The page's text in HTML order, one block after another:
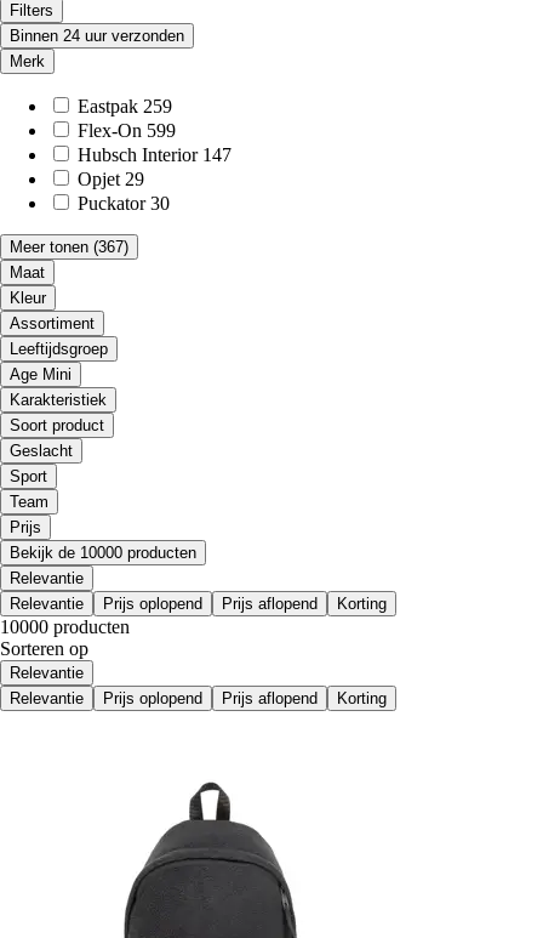
Filters
Binnen 24 uur verzonden
Merk
Eastpak 259
Flex-On 599
Hubsch Interior 147
Opjet 29
Puckator 30
Meer tonen (367)
Maat
Kleur
Assortiment
Leeftijdsgroep
Age Mini
Karakteristiek
Soort product
Geslacht
Sport
Team
Prijs
Bekijk de 10000 producten
Relevantie
Relevantie
Prijs oplopend Prijs aflopend Korting
10000 producten
Sorteren op
Relevantie
Relevantie
Prijs oplopend Prijs aflopend Korting